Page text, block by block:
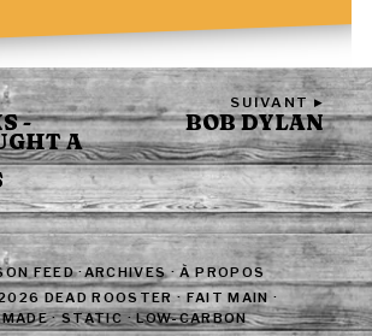
-
A
SUIVANT ▸
BOB DYLAN
FEED·ARCHIVES·À PROPOS
DEAD ROOSTER · FAIT MAIN ·
· STATIC · LOW-CARBON